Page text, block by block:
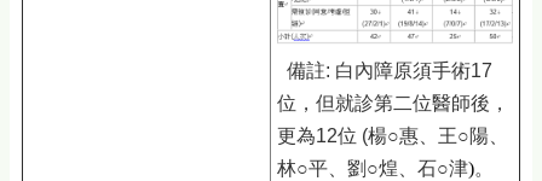
備註: 白內障原須手術17
位，但就診第二位醫師後，
更為12位 (楊○惠、王○陽、
林○平、劉○煌、石○津)。